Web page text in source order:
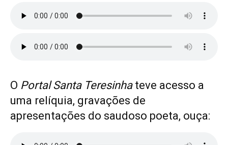
O Portal Santa Teresinha teve acesso a
uma relíquia, gravações de
apresentações do saudoso poeta, ouça: